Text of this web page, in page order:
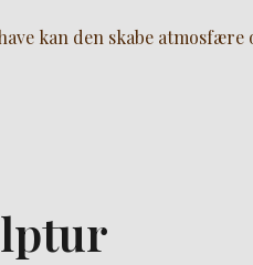
kan den skabe atmosfære